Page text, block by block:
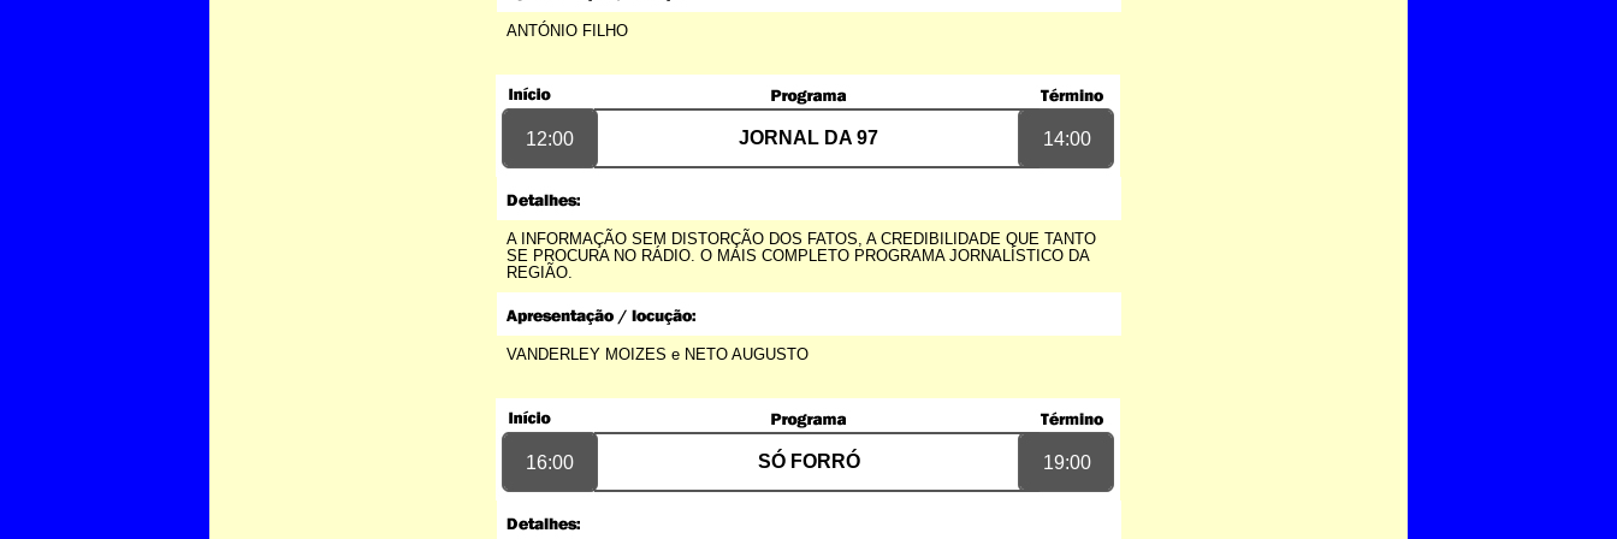
a-ele-ai Espero que a equipe e o público também
ANTÓNIO FILHO
JORNAL DA 97
12:00 14:00
A INFORMAÇÃO SEM DISTORÇÃO DOS FATOS, A CREDIBILIDADE QUE TANTO
SE PROCURA NO RÁDIO. O MAIS COMPLETO PROGRAMA JORNALÍSTICO DA
REGIÃO.
VANDERLEY MOIZES e NETO AUGUSTO
SÓ FORRÓ
16:00 19:00